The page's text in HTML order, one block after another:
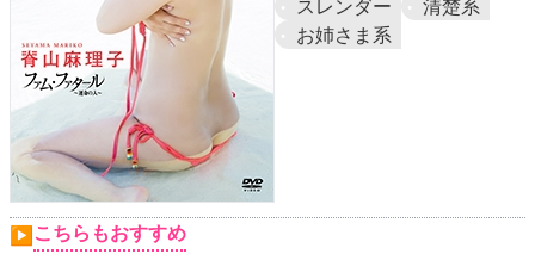
スレンダー
清楚系
お姉さま系
▶こちらもおすすめ